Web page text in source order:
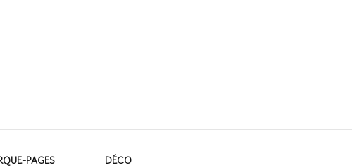
originales
PAGES DÉCO